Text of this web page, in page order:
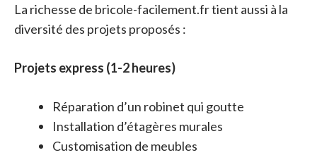
La richesse de bricole-facilement.fr tient aussi à la
diversité des projets proposés :
Projets express (1-2 heures)
Réparation d’un robinet qui goutte
Installation d’étagères murales
Customisation de meubles